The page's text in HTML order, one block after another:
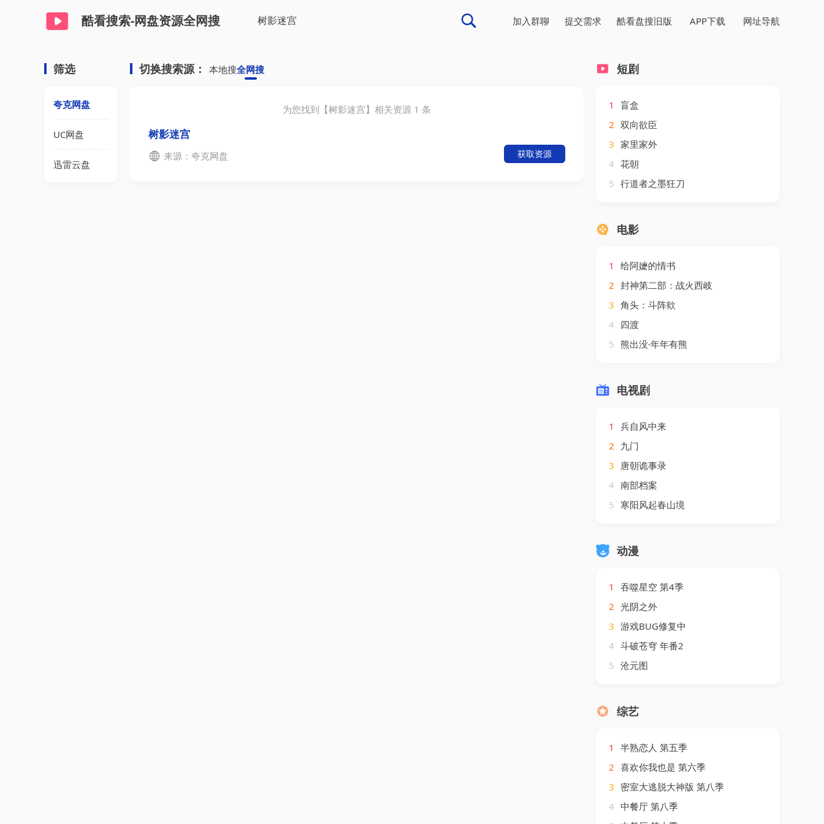
酷看搜索-网盘资源全网搜 加入群聊 提交需求 酷看盘搜旧版 APP下载 网址导航
筛选
夸克网盘
UC网盘
迅雷云盘
切换搜索源： 本地搜全网搜
为您找到【树影迷宫】相关资源 1 条
树影迷宫
来源：夸克网盘 获取资源
短剧
1
盲盒
2 双向欲臣
3 家里家外
4 花朝
5 行道者之墨狂刀
电影
1
给阿嬷的情书
2 封神第二部：战火西岐
3 角头：斗阵欸
4 四渡
5 熊出没·年年有熊
电视剧
1
兵自风中来
2 九门
3 唐朝诡事录
4 南部档案
5 寒阳风起春山境
动漫
1
吞噬星空 第4季
2 光阴之外
3 游戏BUG修复中
4 斗破苍穹 年番2
5 沧元图
综艺
1
半熟恋人 第五季
2 喜欢你我也是 第六季
3 密室大逃脱大神版 第八季
4 中餐厅 第八季